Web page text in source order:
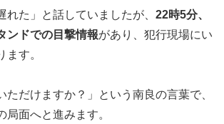
れた」と話していましたが、 22時5分、
ンドでの目撃情報があり、犯行現場にい
ます。
ただけますか？」という南良の言葉で、
局面へと進みます。